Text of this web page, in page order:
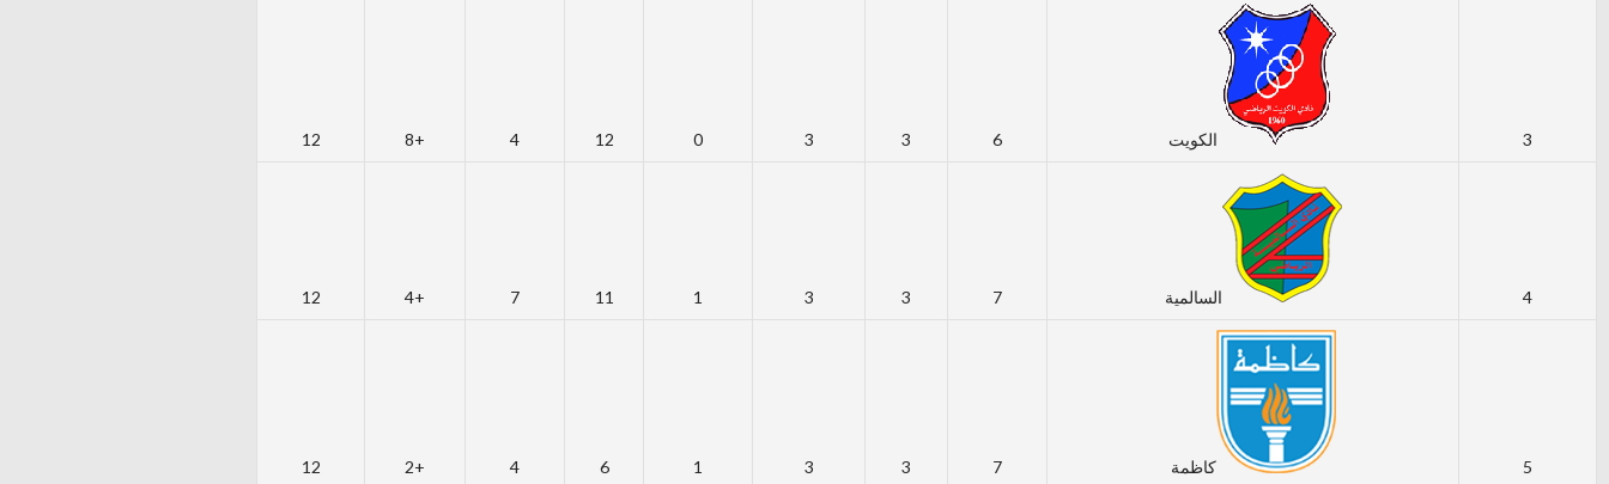
3 الكويت 6
3
3
0
12
4
+8
12
4 السالمية 7
3
3
1
11
7
+4
12
5 كاظمة 7
3
3
1
6
4
+2
12